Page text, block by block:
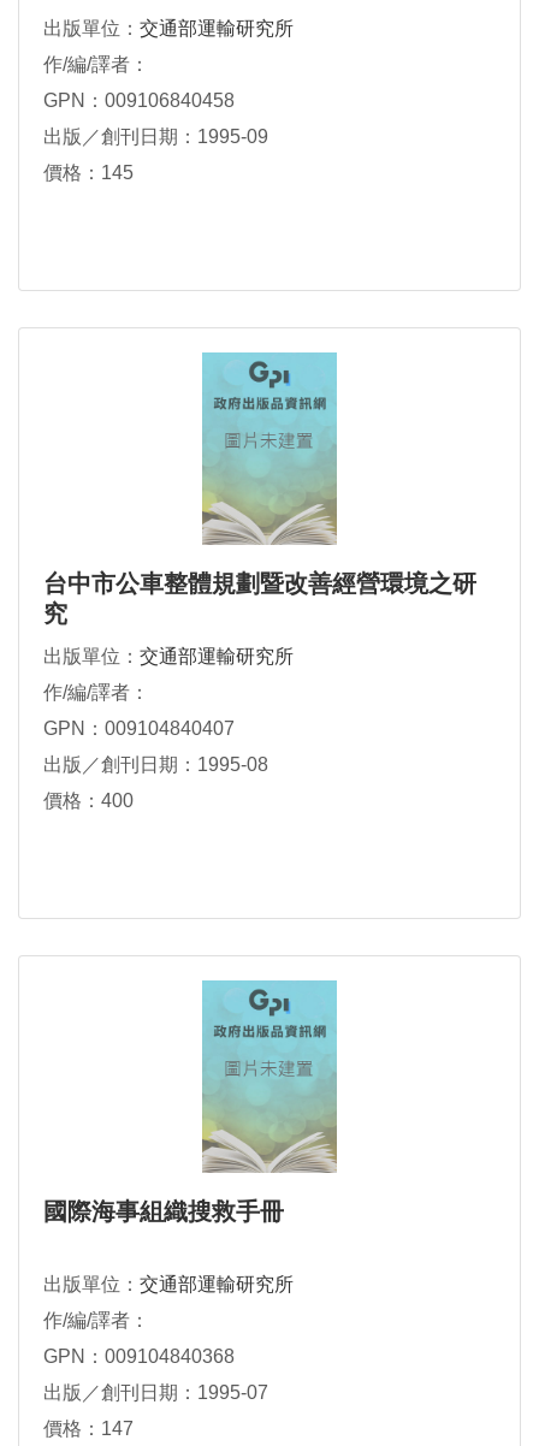
出版單位： 交通部運輸研究所
作/編/譯者：
GPN：009106840458
出版／創刊日期：1995-09
價格：145
台中市公車整體規劃暨改善經營環境之研
究
出版單位： 交通部運輸研究所
作/編/譯者：
GPN：009104840407
出版／創刊日期：1995-08
價格：400
國際海事組織搜救手冊
出版單位： 交通部運輸研究所
作/編/譯者：
GPN：009104840368
出版／創刊日期：1995-07
價格：147